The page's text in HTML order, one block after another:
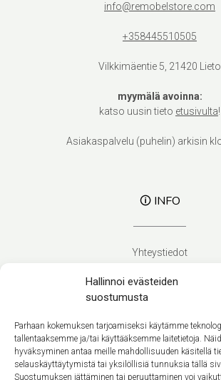
Hallinnoi evästeiden
suostumusta
Parhaan kokemuksen tarjoamiseksi käytämme
tallentaaksemme ja/tai käyttääksemme laitetietoja.
hyväksyminen antaa meille mahdollisuuden käsitellä
selauskäyttäytymistä tai yksilöllisiä tunnuksia tällä
Suostumuksen jättäminen tai peruuttaminen voi
info@remobelstore.com
+358445510505
Vilkkimäentie 5, 21420 Lieto
myymälä avoinna:
katso uusin tieto etusivulta!
Asiakaspalvelu (puhelin) arkisin
🛈 INFO
Yhteystiedot
Toimitusehdot
Tietosuojaseloste
Suomi